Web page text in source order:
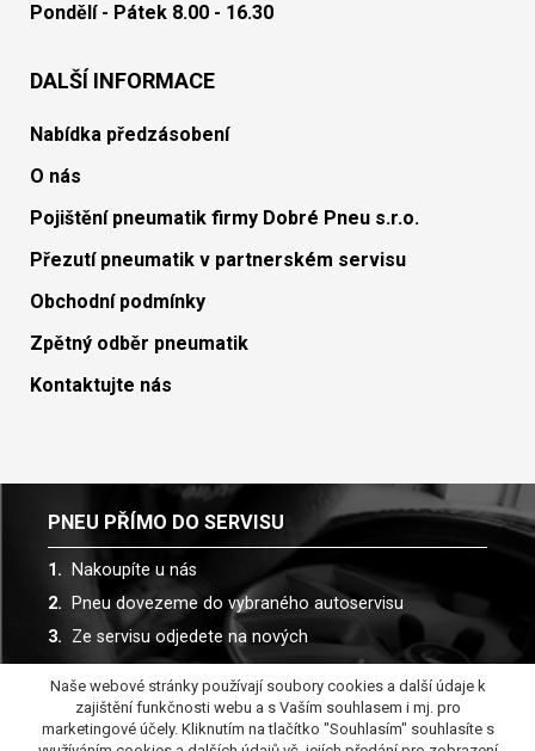
Pondělí - Pátek 8.00 - 16.30
DALŠÍ INFORMACE
Nabídka předzásobení
O nás
Pojištění pneumatik firmy Dobré Pneu s.r.o.
Přezutí pneumatik v partnerském servisu
Obchodní podmínky
Zpětný odběr pneumatik
Kontaktujte nás
PNEU PŘÍMO DO SERVISU
Nakoupíte u nás
Pneu dovezeme do vybraného autoservisu
Ze servisu odjedete na nových
Spolupracujeme s více než 30 autoservisy
Naše webové stránky používají soubory cookies a další údaje k
zajištění funkčnosti webu a s Vaším souhlasem i mj. pro
marketingové účely. Kliknutím na tlačítko "Souhlasím" souhlasíte s